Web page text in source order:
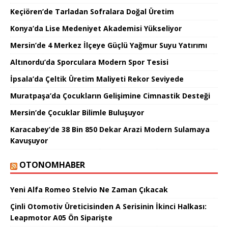
Keçiören’de Tarladan Sofralara Doğal Üretim
Konya’da Lise Medeniyet Akademisi Yükseliyor
Mersin’de 4 Merkez İlçeye Güçlü Yağmur Suyu Yatırımı
Altınordu’da Sporculara Modern Spor Tesisi
İpsala’da Çeltik Üretim Maliyeti Rekor Seviyede
Muratpaşa’da Çocukların Gelişimine Cimnastik Desteği
Mersin’de Çocuklar Bilimle Buluşuyor
Karacabey’de 38 Bin 850 Dekar Arazi Modern Sulamaya
Kavuşuyor
OTONOMHABER
Yeni Alfa Romeo Stelvio Ne Zaman Çıkacak
Çinli Otomotiv Üreticisinden A Serisinin İkinci Halkası:
Leapmotor A05 Ön Siparişte